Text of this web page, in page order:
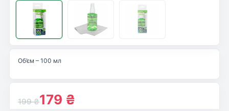
199₴179 ₴
Об’єм – 100 мл